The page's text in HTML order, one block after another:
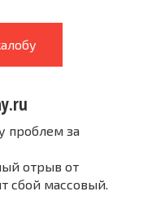
проблем за
отрыв от
сбой массовый.